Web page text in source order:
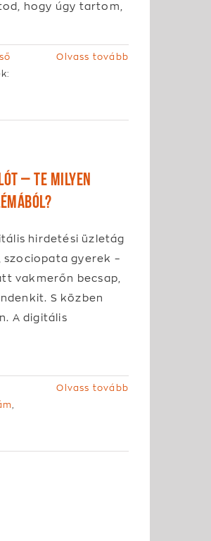
hogy úgy tartom,
Olvass tovább
– Te milyen
hirdetési üzletág
szociopata gyerek –
vakmerőn becsap,
S közben
A digitális
Olvass tovább